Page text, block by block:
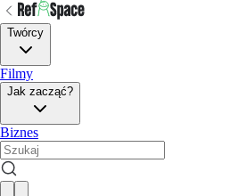
Twórcy
Filmy
Jak zacząć?
Biznes